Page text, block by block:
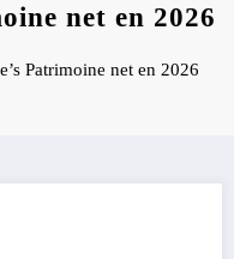
net en 2026
Patrimoine net en 2026